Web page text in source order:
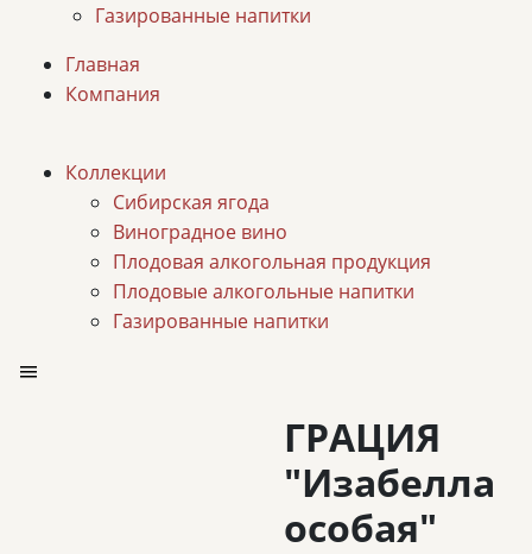
Газированные напитки
Главная
Компания
Коллекции
Сибирская ягода
Виноградное вино
Плодовая алкогольная продукция
Плодовые алкогольные напитки
Газированные напитки
ГРАЦИЯ
"Изабелла
особая"